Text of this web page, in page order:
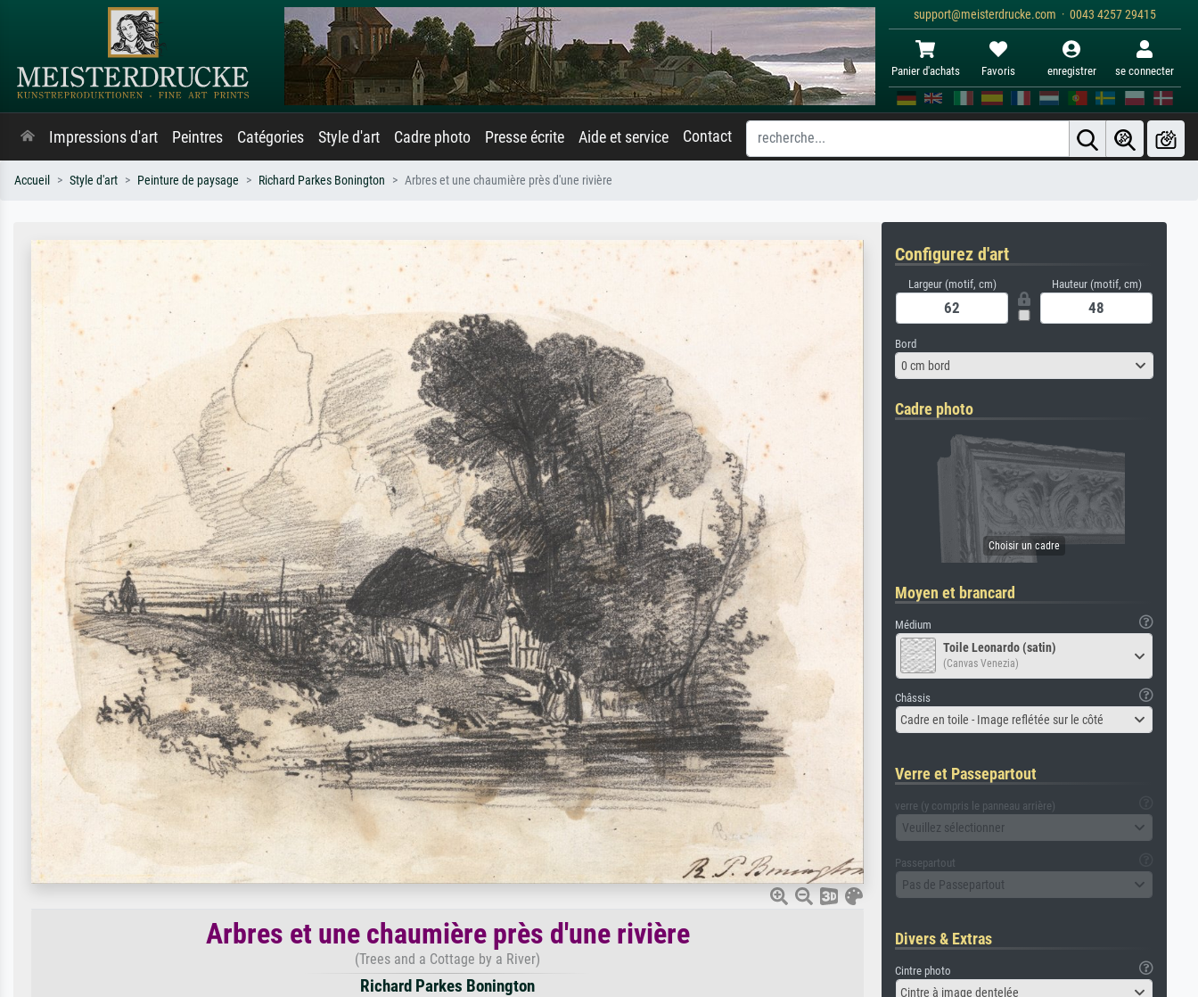
support@meisterdrucke.com · 0043 4257 29415
Panier d'achats Favoris enregistrer se connecter
Impressions d'art Peintres Catégories Style d'art Cadre photo Presse écrite Aide et service Contact
Accueil Style d'art Peinture de paysage Richard Parkes Bonington Arbres et une chaumière près d'une rivière
Arbres et une chaumière près d'une rivière
(Trees and a Cottage by a River)
Richard Parkes Bonington
Configurez d'art
Largeur (motif, cm) Hauteur (motif, cm)
Bord
0 cm bord
Cadre photo
Moyen et brancard
Médium
Toile Leonardo (satin)
(Canvas Venezia)
Châssis
Cadre en toile - Image reflétée sur le côté
Verre et Passepartout
verre (y compris le panneau arrière)
Veuillez sélectionner
Passepartout
Pas de Passepartout
Divers & Extras
Cintre photo
Cintre à image dentelée